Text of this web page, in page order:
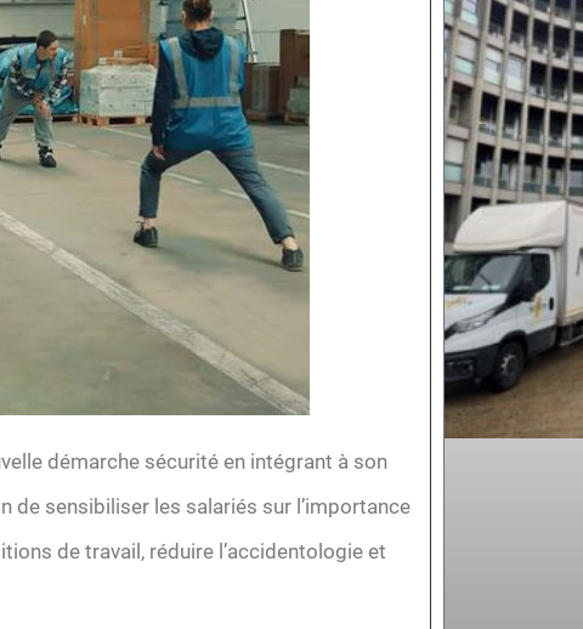
démarche sécurité en intégrant à son
de sensibiliser les salariés sur l’importance
de travail, réduire l’accidentologie et